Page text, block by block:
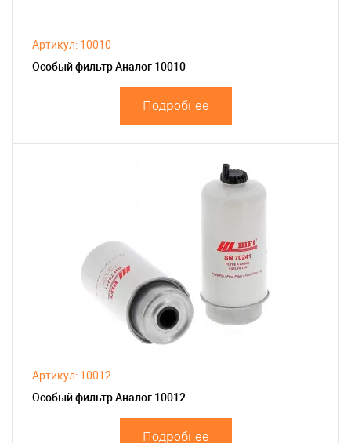
Артикул: 10010
Особый фильтр Аналог 10010
Подробнее
Артикул: 10012
Особый фильтр Аналог 10012
Подробнее